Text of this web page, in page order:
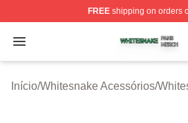
FREEshipping on orders
Open menu
Whitesnake Shop ⚡️ Officially
Início/Whitesnake Acessórios/